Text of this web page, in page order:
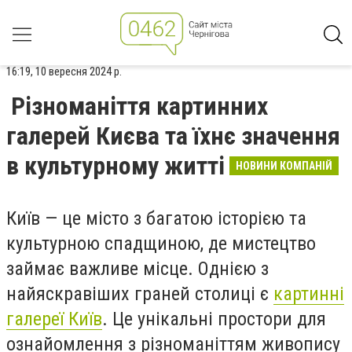
16:19, 10 вересня 2024 р.
Різноманіття картинних
галерей Києва та їхнє значення
в культурному житті
НОВИНИ КОМПАНІЙ
Київ — це місто з багатою історією та
культурною спадщиною, де мистецтво
займає важливе місце. Однією з
найяскравіших граней столиці є картинні
галереї Київ. Це унікальні простори для
ознайомлення з різноманіттям живопису